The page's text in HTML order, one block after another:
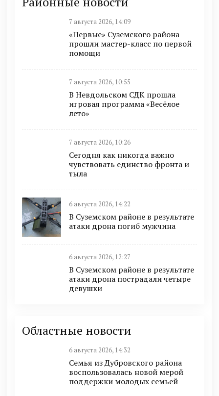
7 августа 2026, 14:09
«Первые» Суземского района
прошли мастер-класс по первой
помощи
7 августа 2026, 10:55
В Невдольском СДК прошла
игровая программа «Весёлое
лето»
7 августа 2026, 10:26
Сегодня как никогда важно
чувствовать единство фронта и
тыла
6 августа 2026, 14:22
В Суземском районе в результате
атаки дрона погиб мужчина
6 августа 2026, 12:27
В Суземском районе в результате
атаки дрона пострадали четыре
девушки
Областные новости
6 августа 2026, 14:32
Семья из Дубровского района
воспользовалась новой мерой
поддержки молодых семьей